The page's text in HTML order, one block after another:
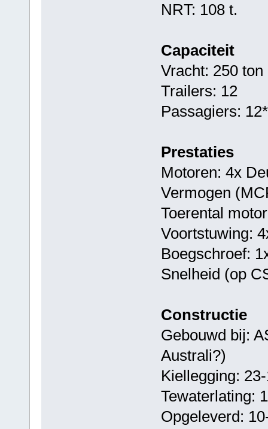
NRT: 108 t.
Capaciteit
Vracht: 250 ton
Trailers: 12
Passagiers: 12*
Prestaties
Motoren: 4x
Vermogen
Toerental
Voortstuwing:
Boegschroef:
Snelheid (op
Constructie
Gebouwd bij:
Australi?)
Kiellegging:
Tewaterlating:
Opgeleverd: